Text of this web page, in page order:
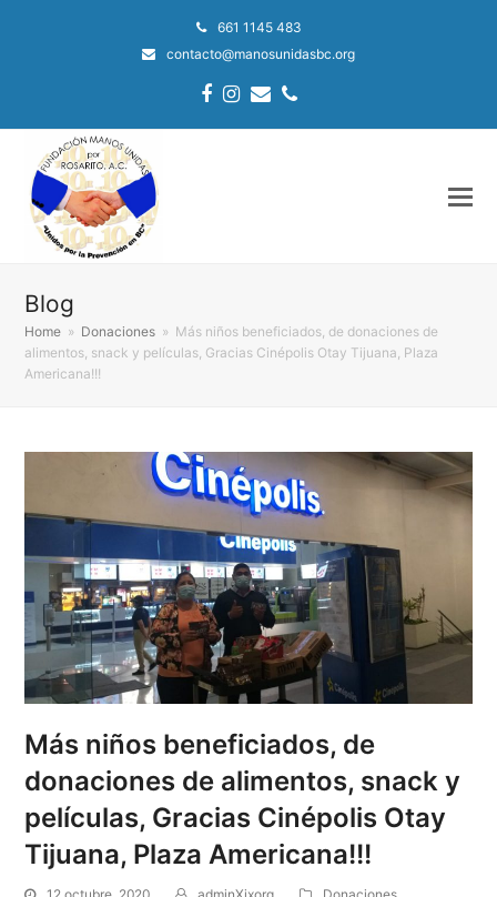
661 1145 483
contacto@manosunidasbc.org
Facebook
Instagram
EmailPhone
Blog
Home » Donaciones » Más niños beneficiados, de donaciones de
alimentos, snack y películas, Gracias Cinépolis Otay Tijuana, Plaza
Americana!!!
Más niños beneficiados, de
donaciones de alimentos, snack y
películas, Gracias Cinépolis Otay
Tijuana, Plaza Americana!!!